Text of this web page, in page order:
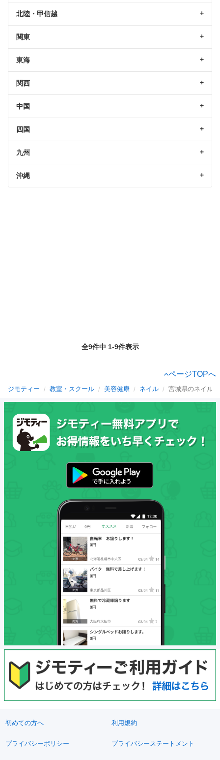
北陸・甲信越
関東
東海
関西
中国
四国
九州
沖縄
全9件中 1-9件表示
ページTOPへ
ジモティー 教室・スクール 美容健康 ネイル 宮城県のネイル
初めての方へ 利用規約
プライバシーポリシー プライバシーステートメント